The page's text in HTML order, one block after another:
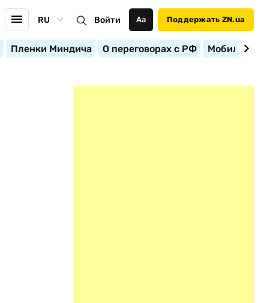
RU Войти Аа Поддержать ZN.ua
Пленки Миндича О переговорах с РФ